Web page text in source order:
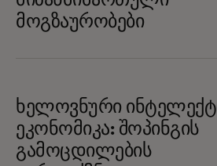
მოგზაურობები
ხელოვნური
ეკონომიკა: შოპინგის
გამოცდილების
opens in a new tab